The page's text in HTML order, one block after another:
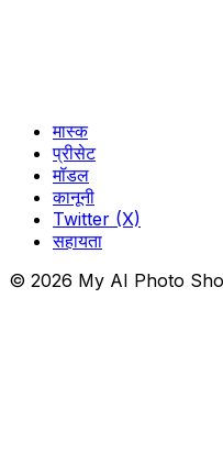
मास्क
प्रीसेट
मॉडल
कानूनी
Twitter (X)
सहायता
© 2026 My AI Photo